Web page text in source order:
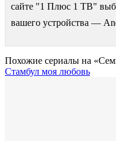
сайте "1 Плюс 1 ТВ"
вашего устройства —
Похожие сериалы на
Стамбул моя любовь